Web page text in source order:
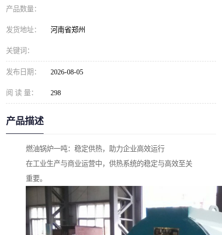
产品数量：
发货地址： 河南省郑州
关键词：
发布日期： 2026-08-05
阅 读 量： 298
产品描述
燃油锅炉一吨：稳定供热，助力企业高效运行
在工业生产与商业运营中，供热系统的稳定与高效至关
重要。